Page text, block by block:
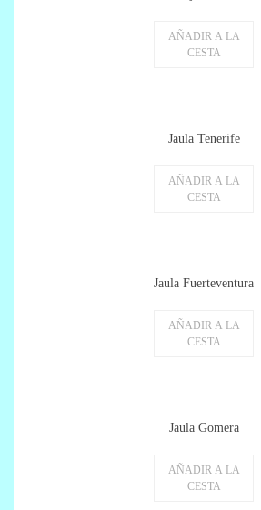
AÑADIR A LA
CESTA
Jaula Tenerife
AÑADIR A LA
CESTA
Jaula Fuerteventura
AÑADIR A LA
CESTA
Jaula Gomera
AÑADIR A LA
CESTA